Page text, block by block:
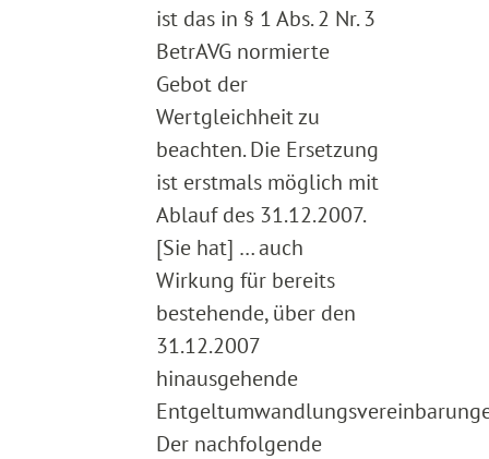
ist das in § 1 Abs. 2 Nr. 3
BetrAVG normierte
Gebot der
Wertgleichheit zu
beachten. Die Ersetzung
ist erstmals möglich mit
Ablauf des 31.12.2007.
[Sie hat] … auch
Wirkung für bereits
bestehende, über den
31.12.2007
hinausgehende
Der nachfolgende